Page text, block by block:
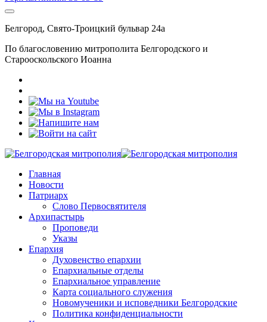
Белгород, Свято-Троицкий бульвар 24а
По благословению митрополита Белгородского и
Старооскольского Иоанна
Главная
Новости
Патриарх
Слово Первосвятителя
Архипастырь
Проповеди
Указы
Епархия
Духовенство епархии
Епархиальные отделы
Епархиальное управление
Карта социального служения
Новомученики и исповедники Белгородские
Политика конфиденциальности